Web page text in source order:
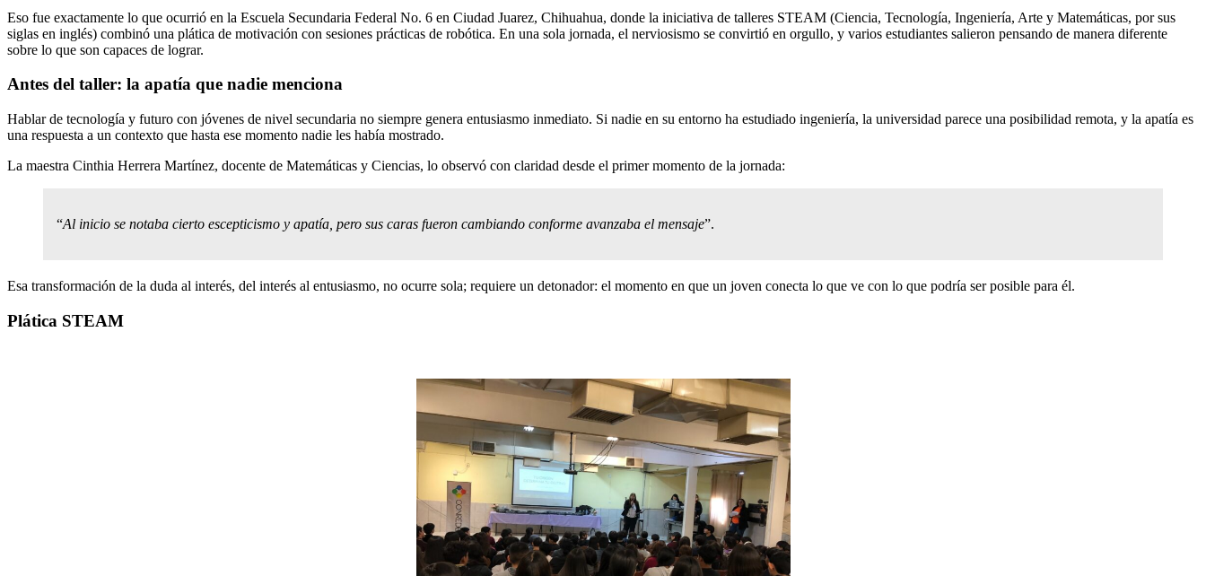
Eso fue exactamente lo que ocurrió en la Escuela Secundaria Federal No. 6 en Ciudad Juarez, Chihuahua, donde la iniciativa de talleres STEAM (Ciencia, Tecnología, Ingeniería, Arte y Matemáticas, por sus
siglas en inglés) combinó una plática de motivación con sesiones prácticas de robótica. En una sola jornada, el nerviosismo se convirtió en orgullo, y varios estudiantes salieron pensando de manera diferente
sobre lo que son capaces de lograr.
Antes del taller: la apatía que nadie menciona
Hablar de tecnología y futuro con jóvenes de nivel secundaria no siempre genera entusiasmo inmediato. Si nadie en su entorno ha estudiado ingeniería, la universidad parece una posibilidad remota, y la apatía es
una respuesta a un contexto que hasta ese momento nadie les había mostrado.
La maestra Cinthia Herrera Martínez, docente de Matemáticas y Ciencias, lo observó con claridad desde el primer momento de la jornada:
“Al inicio se notaba cierto escepticismo y apatía, pero sus caras fueron cambiando conforme avanzaba el mensaje”.
Esa transformación de la duda al interés, del interés al entusiasmo, no ocurre sola; requiere un detonador: el momento en que un joven conecta lo que ve con lo que podría ser posible para él.
Plática STEAM